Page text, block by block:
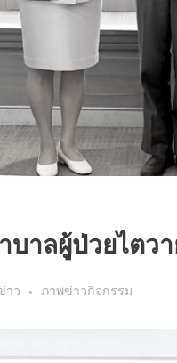
บาลผู้ป่วยไตว
าว ภาพข่าวกิจกรรม